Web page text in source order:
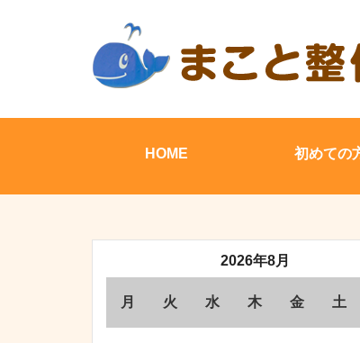
HOME 初めての
2026年8月
月 火 水 木 金 土